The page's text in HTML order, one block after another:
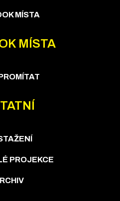
MÍSTA
MÍSTA
PROJEKCE